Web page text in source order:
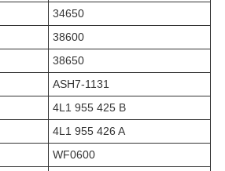
34650
38600
38650
ASH7-1131
4L1 955 425 B
4L1 955 426 A
WF0600